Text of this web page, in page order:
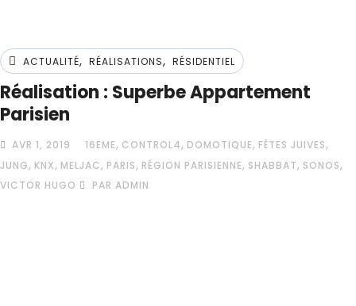
ACTUALITÉ, RÉALISATIONS, RÉSIDENTIEL
Réalisation : Superbe Appartement
Parisien
AVR 1, 2019 16EME, CONTROL4, DOMOTIQUE, FÊTES JUIVES,
JUNG, KNX, MELJAC, PARIS, RÉGION PARISIENNE, SHABBAT, SONOS,
VICTOR HUGO PAR ADMIN